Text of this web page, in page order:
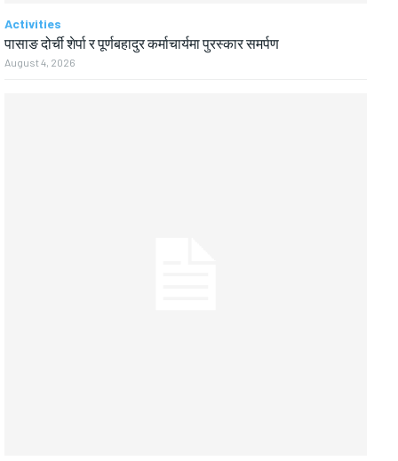
Activities
पासाङ दोर्ची शेर्पा र पूर्णबहादुर कर्माचार्यमा पुरस्कार समर्पण
August 4, 2026